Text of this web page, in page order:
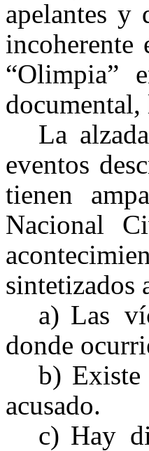
apelantes y
incoherente
“Olimpia”
documental,
La
eventos
tienen
Nacional
sintetizados
a) Las
donde
b)
acusado.
c) Hay